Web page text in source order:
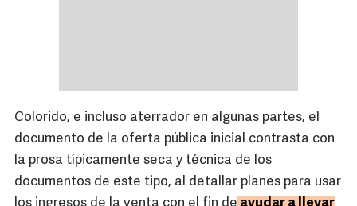
Colorido, e incluso aterrador en algunas partes, el
documento de la oferta pública inicial contrasta con
la prosa típicamente seca y técnica de los
documentos de este tipo, al detallar planes para usar